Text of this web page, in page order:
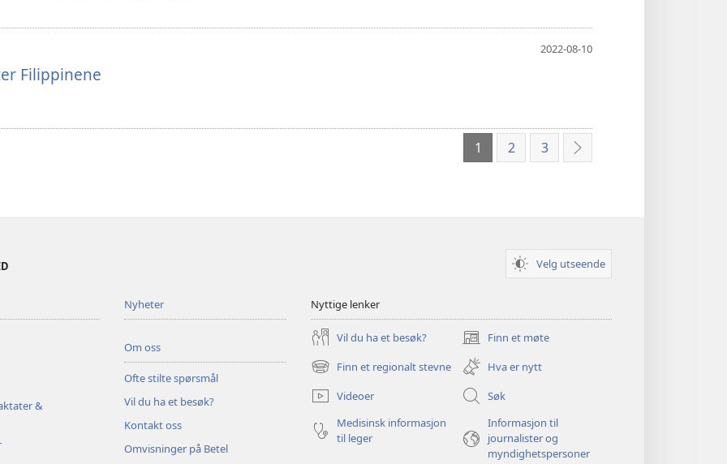
2022-08-10
Filippinene
1 2 3 Neste
Velg utseende
&
Nyheter
Om oss
Ofte stilte spørsmål
Vil du ha et besøk?
Kontakt oss
Omvisninger på Betel
Nyttige lenker
Vil du ha et besøk? Finn et møte
(åpner
nytt
vindu)
Finn et regionalt stevne
(åpner
nytt
vindu)
Hva er nytt
Videoer
Søk
Medisinsk informasjon
til leger
Informasjon til
journalister og
myndighetspersoner